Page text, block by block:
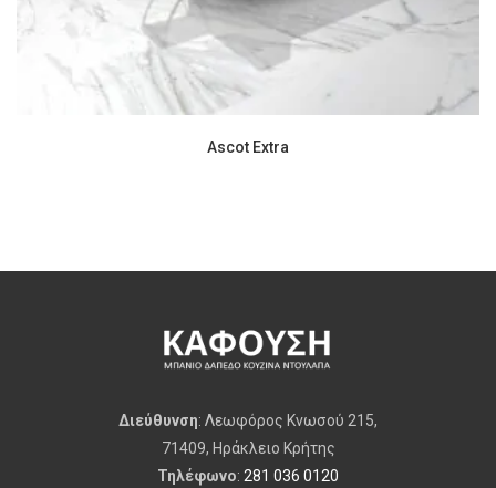
Ascot Extra
Διεύθυνση: Λεωφόρος Κνωσού 215,
71409, Ηράκλειο Κρήτης
Τηλέφωνο: 281 036 0120